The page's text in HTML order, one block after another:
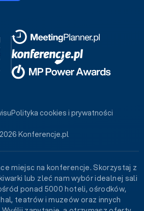
Konferencje.pl
Polityka cookies i prywatności
miejsc na konferencje. Skorzystaj z
lub zleć nam wybór idealnej sali
ponad 5000 hoteli, ośrodków,
teatrów i muzeów oraz innych